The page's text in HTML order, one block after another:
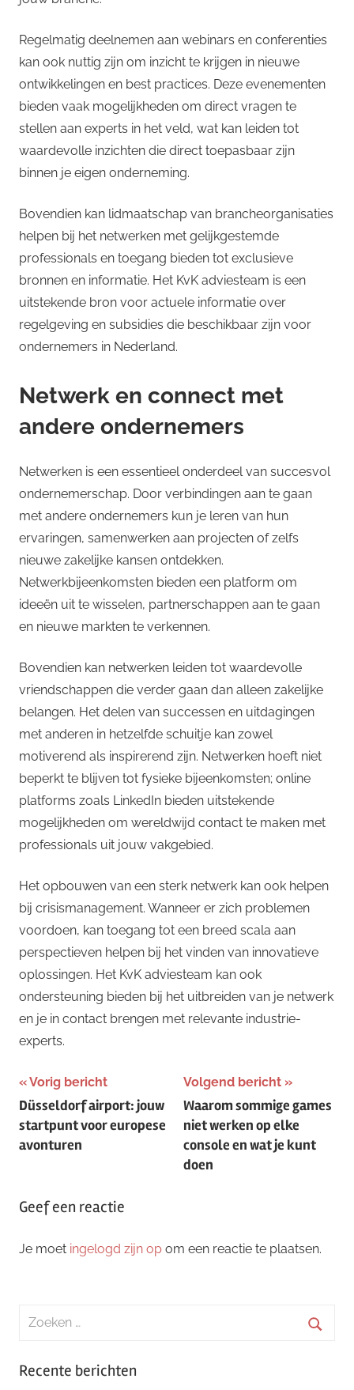
Regelmatig deelnemen aan webinars en conferenties
kan ook nuttig zijn om inzicht te krijgen in nieuwe
ontwikkelingen en best practices. Deze evenementen
bieden vaak mogelijkheden om direct vragen te
stellen aan experts in het veld, wat kan leiden tot
waardevolle inzichten die direct toepasbaar zijn
binnen je eigen onderneming.
Bovendien kan lidmaatschap van brancheorganisaties
helpen bij het netwerken met gelijkgestemde
professionals en toegang bieden tot exclusieve
bronnen en informatie. Het KvK adviesteam is een
uitstekende bron voor actuele informatie over
regelgeving en subsidies die beschikbaar zijn voor
ondernemers in Nederland.
Netwerk en connect met
andere ondernemers
Netwerken is een essentieel onderdeel van succesvol
ondernemerschap. Door verbindingen aan te gaan
met andere ondernemers kun je leren van hun
ervaringen, samenwerken aan projecten of zelfs
nieuwe zakelijke kansen ontdekken.
Netwerkbijeenkomsten bieden een platform om
ideeën uit te wisselen, partnerschappen aan te gaan
en nieuwe markten te verkennen.
Bovendien kan netwerken leiden tot waardevolle
vriendschappen die verder gaan dan alleen zakelijke
belangen. Het delen van successen en uitdagingen
met anderen in hetzelfde schuitje kan zowel
motiverend als inspirerend zijn. Netwerken hoeft niet
beperkt te blijven tot fysieke bijeenkomsten; online
platforms zoals LinkedIn bieden uitstekende
mogelijkheden om wereldwijd contact te maken met
professionals uit jouw vakgebied.
Het opbouwen van een sterk netwerk kan ook helpen
bij crisismanagement. Wanneer er zich problemen
voordoen, kan toegang tot een breed scala aan
perspectieven helpen bij het vinden van innovatieve
oplossingen. Het KvK adviesteam kan ook
ondersteuning bieden bij het uitbreiden van je netwerk
en je in contact brengen met relevante industrie-
experts.
Bericht
navigatie
Vorig bericht
Düsseldorf airport: jouw
startpunt voor europese
avonturen
Volgend bericht
Waarom sommige games
niet werken op elke
console en wat je kunt
doen
Geef een reactie
Je moet ingelogd zijn op om een reactie te plaatsen.
Zoeken
Recente berichten